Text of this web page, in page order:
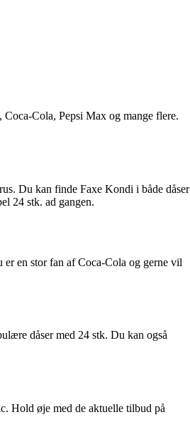
Cola, Pepsi Max og mange flere.
Du kan finde Faxe Kondi i både dåser
24 stk. ad gangen.
en stor fan af Coca-Cola og gerne vil
dåser med 24 stk. Du kan også
Hold øje med de aktuelle tilbud på